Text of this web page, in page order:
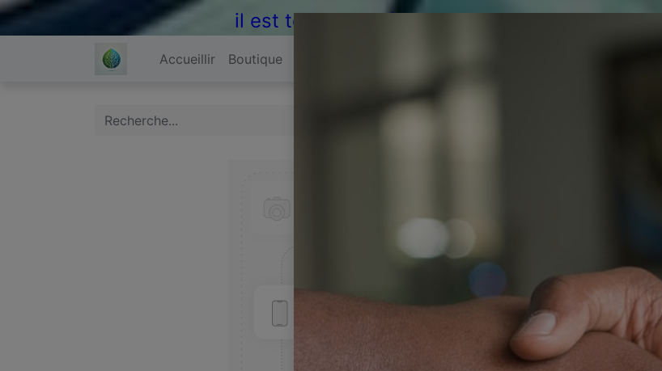
il est temps de réparer...Electronique 66 est
Accueillir Boutique
SAMSUNG